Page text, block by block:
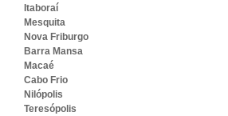
Itaboraí
Mesquita
Nova Friburgo
Barra Mansa
Macaé
Cabo Frio
Nilópolis
Teresópolis